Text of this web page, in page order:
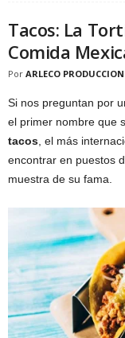
Tacos: La
Comida
Por ARLECO
Si nos preguntan por
el primer nombre que
tacos , el más
encontrar en puestos
muestra de su fama.